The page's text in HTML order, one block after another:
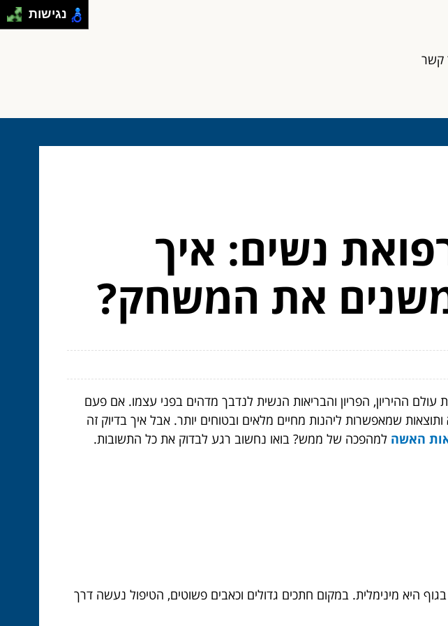
קשר
נשים: איך
משנים את המשחק?
ההיריון, הפריון והבריאות הנשית לנדבך מדהים בפני עצמו. אם פעם
שמאפשרות ליהנות מחיים מלאים ובטוחים יותר. אבל איך בדיוק זה
האשה למהפכה של ממש? בואו נחשוב רגע לבדוק את כל התשובות.
היא מינימלית. במקום חתכים גדולים וכאבים פשוטים, הטיפול נעשה דרך
נגישות